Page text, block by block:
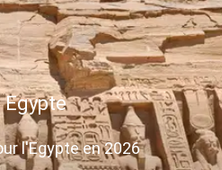
Egypte
l'Egypte en 2026